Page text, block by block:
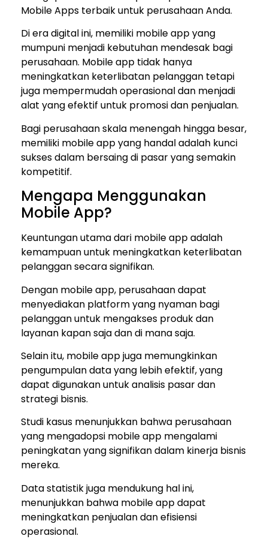
Mobile Apps terbaik untuk perusahaan Anda.
Di era digital ini, memiliki mobile app yang
mumpuni menjadi kebutuhan mendesak bagi
perusahaan. Mobile app tidak hanya
meningkatkan keterlibatan pelanggan tetapi
juga mempermudah operasional dan menjadi
alat yang efektif untuk promosi dan penjualan.
Bagi perusahaan skala menengah hingga besar,
memiliki mobile app yang handal adalah kunci
sukses dalam bersaing di pasar yang semakin
kompetitif.
Mengapa Menggunakan
Mobile App?
Keuntungan utama dari mobile app adalah
kemampuan untuk meningkatkan keterlibatan
pelanggan secara signifikan.
Dengan mobile app, perusahaan dapat
menyediakan platform yang nyaman bagi
pelanggan untuk mengakses produk dan
layanan kapan saja dan di mana saja.
Selain itu, mobile app juga memungkinkan
pengumpulan data yang lebih efektif, yang
dapat digunakan untuk analisis pasar dan
strategi bisnis.
Studi kasus menunjukkan bahwa perusahaan
yang mengadopsi mobile app mengalami
peningkatan yang signifikan dalam kinerja bisnis
mereka.
Data statistik juga mendukung hal ini,
menunjukkan bahwa mobile app dapat
meningkatkan penjualan dan efisiensi
operasional.